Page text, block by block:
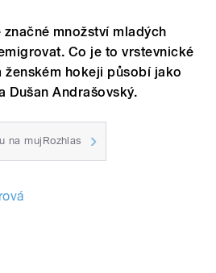
množství mladých
Co je to vrstevnické
ženském hokeji působí jako
Dušan Andrašovský.
na mujRozhlas